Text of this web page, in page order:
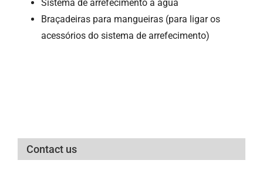
Sistema de arrefecimento a água
Braçadeiras para mangueiras (para ligar os
acessórios do sistema de arrefecimento)
Contact us